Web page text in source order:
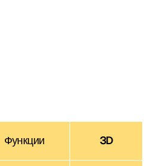
Функции 3D